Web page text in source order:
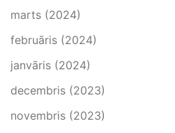
marts (2024)
februāris (2024)
janvāris (2024)
decembris (2023)
novembris (2023)